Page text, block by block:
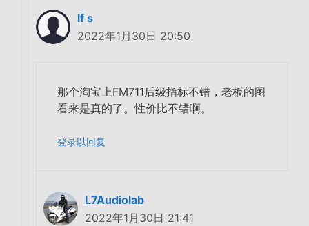
lf s
2022年1月30日 20:50
那个淘宝上FM711后级指标不错，老板的图
看来是真的了。性价比不错啊。
登录以回复
L7Audiolab
2022年1月30日 21:41